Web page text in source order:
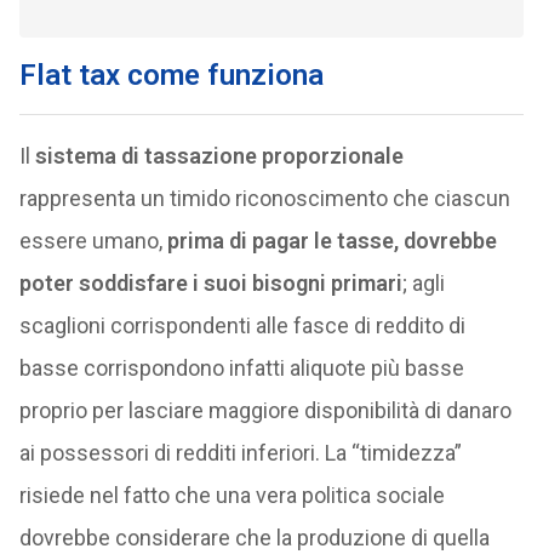
Flat tax come funziona
Il sistema di tassazione proporzionale
rappresenta un timido riconoscimento che ciascun
essere umano, prima di pagar le tasse, dovrebbe
poter soddisfare i suoi bisogni primari; agli
scaglioni corrispondenti alle fasce di reddito di
basse corrispondono infatti aliquote più basse
proprio per lasciare maggiore disponibilità di danaro
ai possessori di redditi inferiori. La “timidezza”
risiede nel fatto che una vera politica sociale
dovrebbe considerare che la produzione di quella